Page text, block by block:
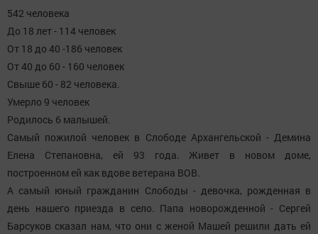
542 человека
До 18 лет - 114 человек
От 18 до 40 -186 человек
От 40 до 60 - 160 человек
Свыше 60 - 82 человека.
Умерло 9 человек
Родилось 6 малышей.
Самый пожилой человек в Слободе Архангельской - Демина
Елена Степановна, ей 93 года. Живет в новом доме,
построенном ей как вдове ветерана ВОВ.
А самый юный гражданин Слободы - девочка, рожденная в
день нашего приезда в село. Папа новорожденной - Сергей
Барсуков сказал нам, что они с женой Машей решили дать ей